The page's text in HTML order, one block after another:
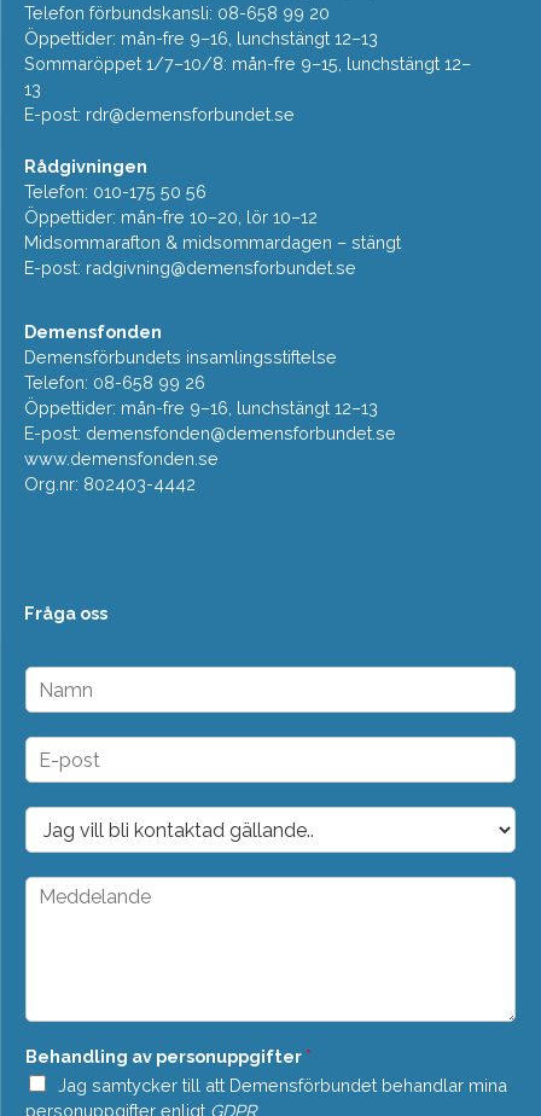
Telefon förbundskansli: 08-658 99 20
Öppettider: mån-fre 9–16, lunchstängt 12–13
Sommaröppet 1/7–10/8: mån-fre 9–15, lunchstängt 12–
13
E-post: rdr@demensforbundet.se
Rådgivningen
Telefon: 010-175 50 56
Öppettider: mån-fre 10–20, lör 10–12
Midsommarafton & midsommardagen – stängt
E-post: radgivning@demensforbundet.se
Demensfonden
Demensförbundets insamlingsstiftelse
Telefon: 08-658 99 26
Öppettider: mån-fre 9–16, lunchstängt 12–13
E-post: demensfonden@demensforbundet.se
www.demensfonden.se
Org.nr: 802403-4442
Fråga oss
N
m
n
E
p
o
t
*
D
o
p
M
a
d
e
*
Behandling av personuppgifter *
Jag samtycker till att Demensförbundet behandlar mina
personuppgifter enligt GDPR.